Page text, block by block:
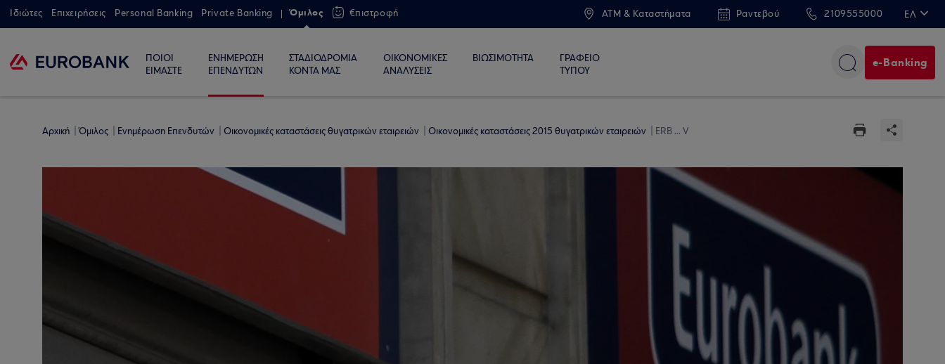
Ιδιώτες Επιχειρήσεις Personal Banking Private Banking Όμιλος €πιστροφή ATM & Καταστήματα Ραντεβού 2109555000 ΕΛ
ΠΟΙΟΙ
ΕΙΜΑΣΤΕ
ΕΝΗΜΕΡΩΣΗ
ΕΠΕΝΔΥΤΩΝ
ΣΤΑΔΙΟΔΡΟΜΙΑ
ΚΟΝΤΑ ΜΑΣ
ΟΙΚΟΝΟΜΙΚΕΣ
ΑΝΑΛΥΣΕΙΣ
ΒΙΩΣΙΜΟΤΗΤΑ
ΓΡΑΦΕΙΟ
ΤΥΠΟΥ
e-Banking
Αρχική Όμιλος Ενημέρωση Επενδυτών Οικονομικές καταστάσεις θυγατρικών εταιρειών Οικονομικές καταστάσεις 2015 θυγατρικών εταιρειών ERB ... V